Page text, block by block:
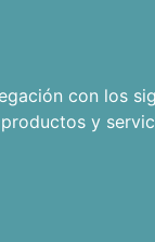
con los
y